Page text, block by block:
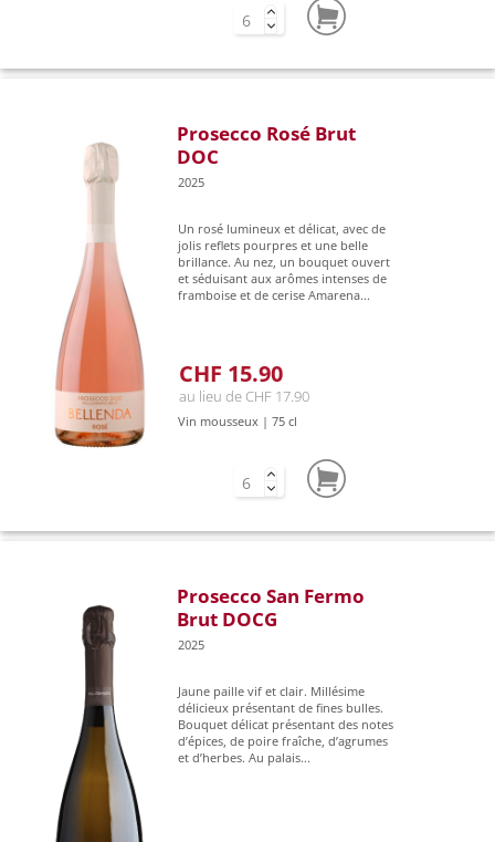
Prosecco Rosé Brut
DOC
2025
Un rosé lumineux et délicat, avec de
jolis reflets pourpres et une belle
brillance. Au nez, un bouquet ouvert
et séduisant aux arômes intenses de
framboise et de cerise Amarena...
CHF 15.90
au lieu de CHF 17.90
Vin mousseux | 75 cl
Prosecco San Fermo
Brut DOCG
2025
Jaune paille vif et clair. Millésime
délicieux présentant de fines bulles.
Bouquet délicat présentant des notes
d’épices, de poire fraîche, d’agrumes
et d’herbes. Au palais...